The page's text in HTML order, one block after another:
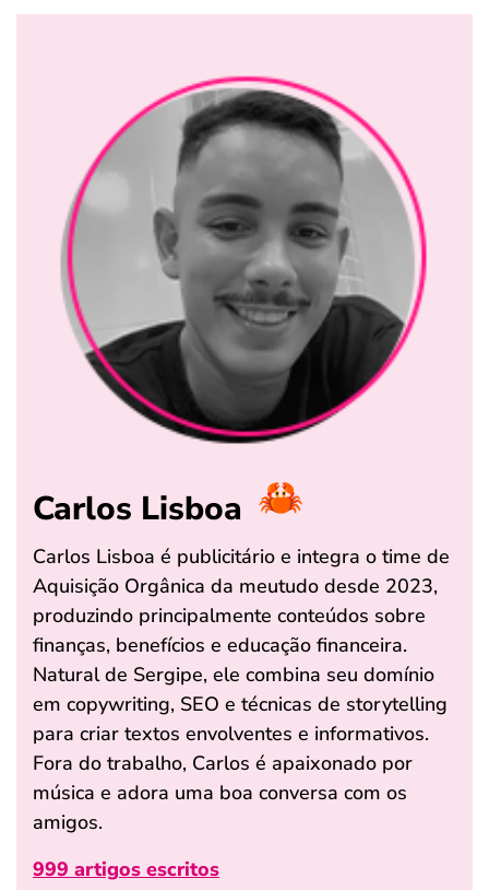
Carlos Lisboa
Carlos Lisboa é publicitário e integra o time de
Aquisição Orgânica da meutudo desde 2023,
produzindo principalmente conteúdos sobre
finanças, benefícios e educação financeira.
Natural de Sergipe, ele combina seu domínio
em copywriting, SEO e técnicas de storytelling
para criar textos envolventes e informativos.
Fora do trabalho, Carlos é apaixonado por
música e adora uma boa conversa com os
amigos.
999 artigos escritos